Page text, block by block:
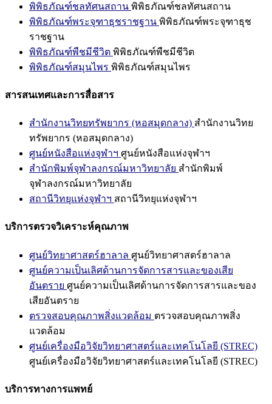
พิพิธภัณฑ์ชลทัศนสถาน พิพิธภัณฑ์ชลทัศนสถาน
พิพิธภัณฑ์พระจุฑาธุชราชฐาน พิพิธภัณฑ์พระจุฑาธุช
ราชฐาน
พิพิธภัณฑ์พืชมีชีวิต พิพิธภัณฑ์พืชมีชีวิต
พิพิธภัณฑ์สมุนไพร พิพิธภัณฑ์สมุนไพร
สารสนเทศและการสื่อสาร
สำนักงานวิทยทรัพยากร (หอสมุดกลาง) สำนักงานวิทย
ทรัพยากร (หอสมุดกลาง)
ศูนย์หนังสือแห่งจุฬาฯ ศูนย์หนังสือแห่งจุฬาฯ
สำนักพิมพ์จุฬาลงกรณ์มหาวิทยาลัย สำนักพิมพ์
จุฬาลงกรณ์มหาวิทยาลัย
สถานีวิทยุแห่งจุฬาฯ สถานีวิทยุแห่งจุฬาฯ
บริการตรวจวิเคราะห์คุณภาพ
ศูนย์วิทยาศาสตร์ฮาลาล ศูนย์วิทยาศาสตร์ฮาลาล
ศูนย์ความเป็นเลิศด้านการจัดการสารและของเสีย
อันตราย ศูนย์ความเป็นเลิศด้านการจัดการสารและของ
เสียอันตราย
ตรวจสอบคุณภาพสิ่งแวดล้อม ตรวจสอบคุณภาพสิ่ง
แวดล้อม
ศูนย์เครื่องมือวิจัยวิทยาศาสตร์และเทคโนโลยี (STREC)
ศูนย์เครื่องมือวิจัยวิทยาศาสตร์และเทคโนโลยี (STREC)
บริการทางการแพทย์